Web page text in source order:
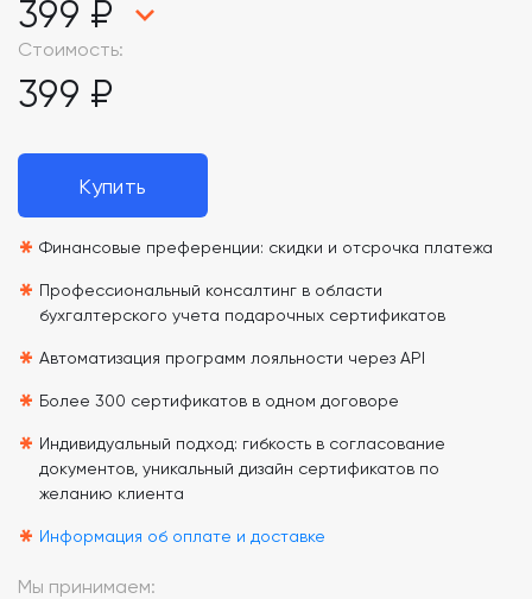
399 ₽
Стоимость:
399 ₽
Купить
* Финансовые преференции: скидки и отсрочка платежа
* Профессиональный консалтинг в области
бухгалтерского учета подарочных сертификатов
* Автоматизация программ лояльности через API
* Более 300 сертификатов в одном договоре
* Индивидуальный подход: гибкость в согласование
документов, уникальный дизайн сертификатов по
желанию клиента
* Информация об оплате и доставке
Мы принимаем: